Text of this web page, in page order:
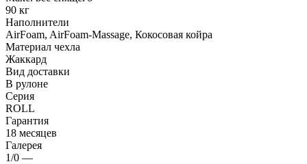
90 кг
Наполнители
AirFoam, AirFoam-Massage, Кокосовая койра
Материал чехла
Жаккард
Вид доставки
В рулоне
Серия
ROLL
Гарантия
18 месяцев
Галерея
1/0 —